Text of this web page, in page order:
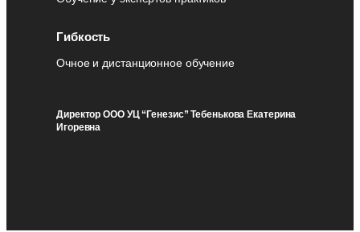
Гибкость
Очное и дистанционное обучение
Директор ООО УЦ “Генезис” Тебенькова Екатерина
Игоревна